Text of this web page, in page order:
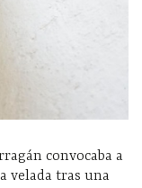
convocaba a
velada tras una